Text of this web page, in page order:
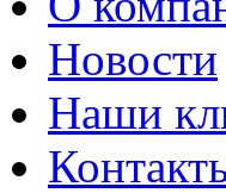
Новости
Наши